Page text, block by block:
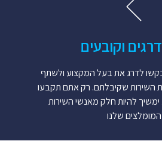
לדרג את בעל המקצוע ולשתף
השירות שקיבלתם. רק אתם תקבעו
להיות חלק מאנשי השירות
המומלצים שלנו